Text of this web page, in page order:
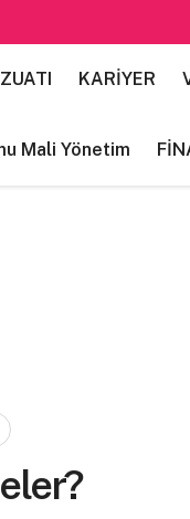
KARİYER
Mali Yönetim